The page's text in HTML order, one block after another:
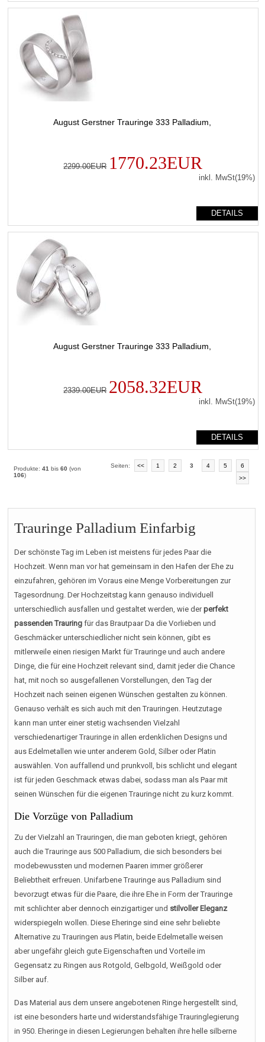
August Gerstner Trauringe 333 Palladium,
2299.00EUR 1770.23EUR
inkl. MwSt(19%)
DETAILS
August Gerstner Trauringe 333 Palladium,
2339.00EUR 2058.32EUR
inkl. MwSt(19%)
DETAILS
Produkte:41 bis60 (von
106)
Seiten: << 1 2 3 4 5
6
>>
Trauringe Palladium Einfarbig
Der schönste Tag im Leben ist meistens für jedes Paar die
Hochzeit. Wenn man vor hat gemeinsam in den Hafen der Ehe zu
einzufahren, gehören im Voraus eine Menge Vorbereitungen zur
Tagesordnung. Der Hochzeitstag kann genauso individuell
unterschiedlich ausfallen und gestaltet werden, wie derperfekt
passenden Trauring für das Brautpaar Da die Vorlieben und
Geschmäcker unterschiedlicher nicht sein können, gibt es
mitlerweile einen riesigen Markt für Trauringe und auch andere
Dinge, die für eine Hochzeit relevant sind, damit jeder die Chance
hat, mit noch so ausgefallenen Vorstellungen, den Tag der
Hochzeit nach seinen eigenen Wünschen gestalten zu können.
Genauso verhält es sich auch mit den Trauringen. Heutzutage
kann man unter einer stetig wachsenden Vielzahl
verschiedenartiger Trauringe in allen erdenklichen Designs und
aus Edelmetallen wie unter anderem Gold, Silber oder Platin
auswählen. Von auffallend und prunkvoll, bis schlicht und elegant
ist für jeden Geschmack etwas dabei, sodass man als Paar mit
seinen Wünschen für die eigenen Trauringe nicht zu kurz kommt.
Die Vorzüge von Palladium
Zu der Vielzahl an Trauringen, die man geboten kriegt, gehören
auch die Trauringe aus 500 Palladium, die sich besonders bei
modebewussten und modernen Paaren immer größerer
Beliebtheit erfreuen. Unifarbene Trauringe aus Palladium sind
bevorzugt etwas für die Paare, die ihre Ehe in Form der Trauringe
mit schlichter aber dennoch einzigartiger und stilvoller Eleganz
widerspiegeln wollen. Diese Eheringe sind eine sehr beliebte
Alternative zu Trauringen aus Platin, beide Edelmetalle weisen
aber ungefähr gleich gute Eigenschaften und Vorteile im
Gegensatz zu Ringen aus Rotgold, Gelbgold, Weißgold oder
Silber auf.
Das Material aus dem unsere angebotenen Ringe hergestellt sind,
ist eine besonders harte und widerstandsfähige Trauringlegierung
in 950. Eheringe in diesen Legierungen behalten ihre helle silberne